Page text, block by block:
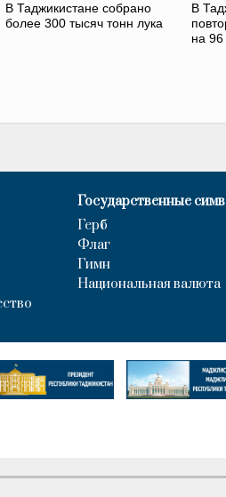
В Таджикистане собрано
более 300 тысяч тонн лука
В
на 96
Государственные
Герб
Флаг
Гимн
Национальная валюта